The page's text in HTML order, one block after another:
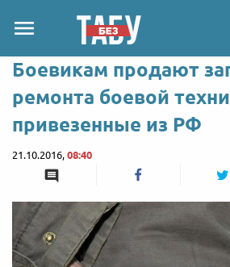
Боевикам продают
ремонта боевой
привезенные из РФ
21.10.2016, 08:40